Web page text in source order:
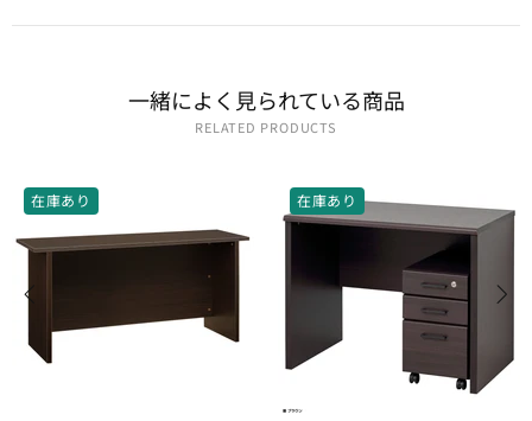
一緒に​よく​見られている​商品
RELATED PRODUCTS
在庫あり 在庫あり